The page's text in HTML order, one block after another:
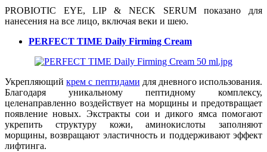
PROBIOTIC EYE, LIP & NECK SERUM показано для
нанесения на все лицо, включая веки и шею.
PERFECT TIME Daily Firming Cream
Укрепляющийкрем с пептидами для дневного использования.
Благодаря уникальному пептидному комплексу,
целенаправленно воздействует на морщины и предотвращает
появление новых. Экстракты сои и дикого ямса помогают
укрепить структуру кожи, аминокислоты заполняют
морщины, возвращают эластичность и поддерживают эффект
лифтинга.